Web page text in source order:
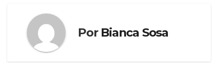
Por Bianca Sosa